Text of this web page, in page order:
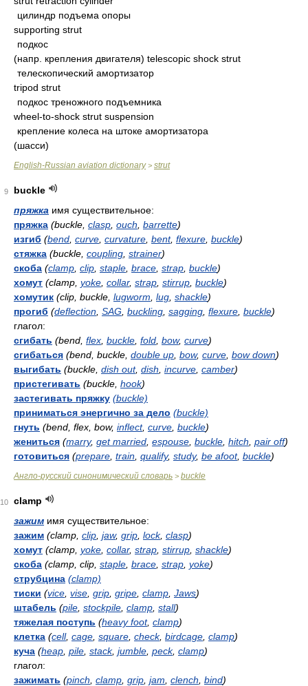
цилиндр подъема опоры
supporting strut
подкос
(напр. крепления двигателя) telescopic shock strut
телескопический амортизатор
tripod strut
подкос треножного подъемника
wheel-to-shock strut suspension
крепление колеса на штоке амортизатора
(шасси)
English-Russian aviation dictionary> strut
9
buckle
пряжка имя существительное:
пряжка (buckle, clasp ouch barrette)
изгиб (bend curve curvature bent, flexure buckle)
стяжка (buckle, coupling strainer)
скоба (clamp clip staple brace strap buckle)
хомут (clamp, yoke collar, strap stirrup buckle)
хомутик (clip, buckle, lugworm lug shackle)
прогиб (deflection SAG buckling sagging flexure buckle)
глагол:
сгибать (bend, flex buckle fold bow, curve)
сгибаться (bend, buckle, double up bow, curve bow down)
выгибать (buckle, dish out, dish incurve camber)
пристегивать (buckle, hook)
застегивать пряжку (buckle)
приниматься энергично за дело (buckle)
гнуть (bend, flex, bow, inflect, curve buckle)
жениться (marry, get married espouse buckle hitch pair off)
готовиться (prepare train qualify, study, be afoot, buckle)
Англо-русский синонимический словарь > buckle
10
clamp
зажим имя существительное:
зажим (clamp, clip jaw, grip lock, clasp)
хомут (clamp, yoke collar, strap stirrup shackle)
скоба (clamp, clip, staple brace strap yoke)
струбцина (clamp)
тиски (vice vise grip gripe clamp Jaws)
штабель (pile stockpile clamp stall)
тяжелая поступь (heavy foot, clamp)
клетка (cell, cage square check, birdcage clamp)
куча (heap pile stack, jumble peck, clamp)
глагол:
зажимать (pinch clamp grip jam clench bind)